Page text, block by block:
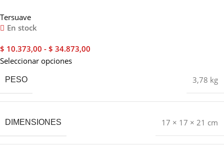
Tersuave
En stock
$ 10.373,00 - $ 34.873,00
Seleccionar opciones
PESO 3,78 kg
DIMENSIONES 17 × 17 × 21 cm